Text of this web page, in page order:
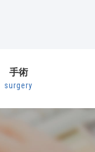
手術
surgery